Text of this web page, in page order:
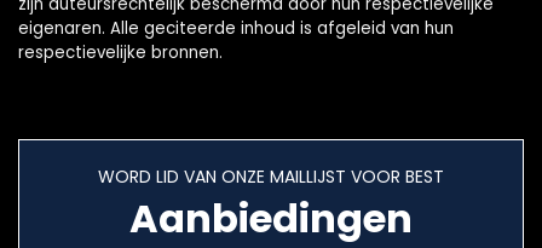
eigenaren. Alle geciteerde inhoud is afgeleid van hun
respectievelijke bronnen.
WORD LID VAN ONZE MAILLIJST VOOR BEST
Aanbiedingen